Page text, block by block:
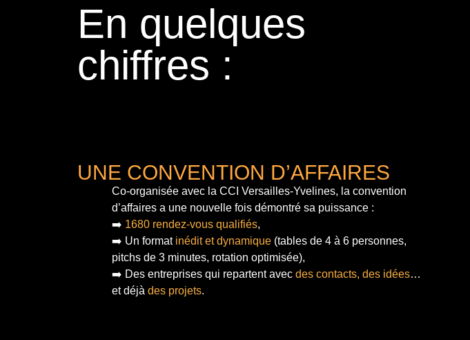
En quelques
chiffres :
UNE CONVENTION D’AFFAIRES
Co-organisée avec la CCI Versailles-Yvelines, la convention
d’affaires a une nouvelle fois démontré sa puissance :
➡️ 1680 rendez-vous qualifiés,
➡️ Un format inédit et dynamique (tables de 4 à 6 personnes,
pitchs de 3 minutes, rotation optimisée),
➡️ Des entreprises qui repartent avec des contacts, des idées…
et déjà des projets.